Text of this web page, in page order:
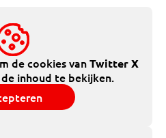
de cookies vanTwitter X
inhoud te bekijken.